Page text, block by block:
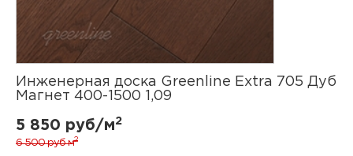
Инженерная доска Greenline Extra 705 Дуб
Магнет 400-1500 1,09
5 850 руб/м2
6 500 рубм2